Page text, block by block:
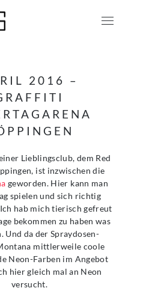
2016 –
Lieblingsclub, dem Red
ist inzwischen die
geworden. Hier kann man
spielen und sich richtig
hab mich tierisch gefreut
bekommen zu haben was
Und da der Spraydosen-
mittlerweile coole
Neon-Farben im Angebot
hier gleich mal an Neon
versucht.